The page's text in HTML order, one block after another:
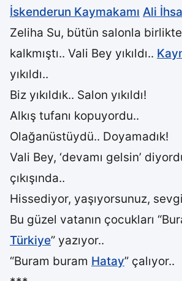
İskenderun Kaymakamı Ali
Zeliha Su, bütün salonla
kalkmıştı.. Vali Bey yıkıldı..
yıkıldı..
Biz yıkıldık.. Salon yıkıldı!
Alkış tufanı kopuyordu..
Olağanüstüydü.. Doyamadık!
Vali Bey, ‘devamı gelsin’
çıkışında..
Hissediyor, yaşıyorsunuz,
Bu güzel vatanın çocukları
Türkiye” yazıyor..
“Buram buram Hatay” çalıyor..